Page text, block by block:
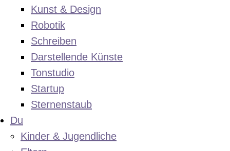
Kunst & Design
Robotik
Schreiben
Darstellende Künste
Tonstudio
Startup
Sternenstaub
Du
Kinder & Jugendliche